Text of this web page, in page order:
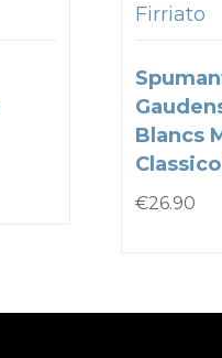
Firriato
Blancs
€26.90